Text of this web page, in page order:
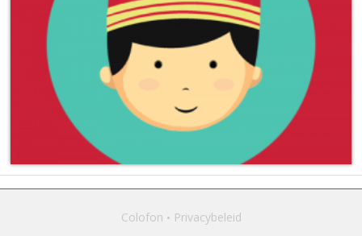
Colofon Privacybeleid